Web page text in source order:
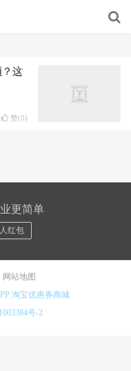
？这
赞(0)
更简单
红包
网站地图
淘宝优惠券商城
号-2